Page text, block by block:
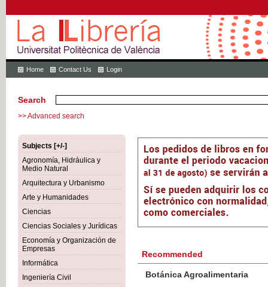
Home Contact Us Login
Search
>> Advanced search
Subjects [+/-]
Agronomía, Hidráulica y
Medio Natural
Arquitectura y Urbanismo
Arte y Humanidades
Ciencias
Ciencias Sociales y Jurídicas
Economía y Organización de
Empresas
Informática
Ingeniería Civil
Recommended
Botánica Agroalimentaria